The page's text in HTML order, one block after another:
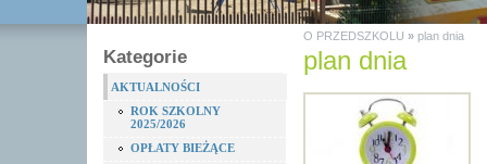
Kategorie
AKTUALNOŚCI
ROK SZKOLNY
2025/2026
OPŁATY BIEŻĄCE
plan dnia
O PRZEDSZKOLU »plan dnia